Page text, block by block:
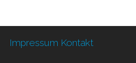
Impressum Kontakt